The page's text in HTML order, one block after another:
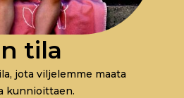
tila
jota viljelemme maata
kunnioittaen.